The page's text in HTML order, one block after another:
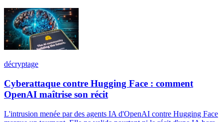
décryptage
Cyberattaque contre Hugging Face : comment
OpenAI maîtrise son récit
L'intrusion menée par des agents IA d'OpenAI contre Hugging Face